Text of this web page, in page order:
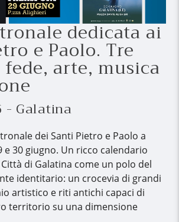
dedicata ai
e Paolo. Tre
arte, musica
- Galatina
dei Santi Pietro e Paolo a
e 30 giugno. Un ricco calendario
di Galatina come un polo del
identitario: un crocevia di grandi
artistico e riti antichi capaci di
territorio su una dimensione